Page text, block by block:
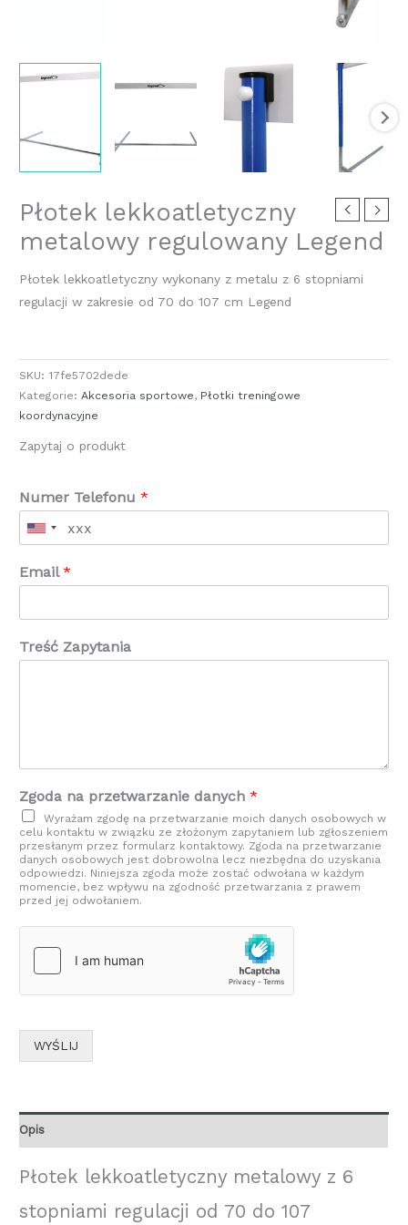
Płotek lekkoatletyczny
metalowy regulowany Legend
Płotek lekkoatletyczny wykonany z metalu z 6 stopniami
regulacji w zakresie od 70 do 107 cm Legend
SKU: 17fe5702dede
Kategorie:Akcesoria sportowe, Płotki treningowe
koordynacyjne
Zapytaj o produkt
Numer Telefonu*
Email*
Treść Zapytania
Zgoda na przetwarzanie danych*
Wyrażam zgodę na przetwarzanie moich danych osobowych w
celu kontaktu w związku ze złożonym zapytaniem lub zgłoszeniem
przesłanym przez formularz kontaktowy. Zgoda na przetwarzanie
danych osobowych jest dobrowolna lecz niezbędna do uzyskania
odpowiedzi. Niniejsza zgoda może zostać odwołana w każdym
momencie, bez wpływu na zgodność przetwarzania z prawem
przed jej odwołaniem.
WYŚLIJ
Opis
Płotek lekkoatletyczny metalowy z 6
stopniami regulacji od 70 do 107